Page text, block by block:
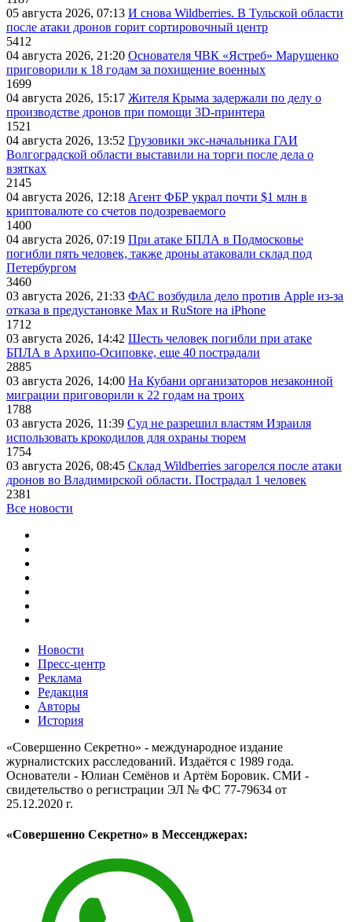
05 августа 2026, 07:13 И снова Wildberries. В Тульской области
после атаки дронов горит сортировочный центр
5412
04 августа 2026, 21:20 Основателя ЧВК «Ястреб» Марущенко
приговорили к 18 годам за похищение военных
1699
04 августа 2026, 15:17 Жителя Крыма задержали по делу о
производстве дронов при помощи 3D‑принтера
1521
04 августа 2026, 13:52 Грузовики экс-начальника ГАИ
Волгоградской области выставили на торги после дела о
взятках
2145
04 августа 2026, 12:18 Агент ФБР украл почти $1 млн в
криптовалюте со счетов подозреваемого
1400
04 августа 2026, 07:19 При атаке БПЛА в Подмосковье
погибли пять человек, также дроны атаковали склад под
Петербургом
3460
03 августа 2026, 21:33 ФАС возбудила дело против Apple из-за
отказа в предустановке Max и RuStore на iPhone
1712
03 августа 2026, 14:42 Шесть человек погибли при атаке
БПЛА в Архипо-Осиповке, еще 40 пострадали
2885
03 августа 2026, 14:00 На Кубани организаторов незаконной
миграции приговорили к 22 годам на троих
1788
03 августа 2026, 11:39 Суд не разрешил властям Израиля
использовать крокодилов для охраны тюрем
1754
03 августа 2026, 08:45 Склад Wildberries загорелся после атаки
дронов во Владимирской области. Пострадал 1 человек
2381
Все новости
Новости
Пресс-центр
Реклама
Редакция
Авторы
История
«Совершенно Секретно» - международное издание
журналистских расследований. Издаётся с 1989 года.
Основатели - Юлиан Семёнов и Артём Боровик. CМИ -
свидетельство о регистрации ЭЛ № ФС 77-79634 от
25.12.2020 г.
«Совершенно Секретно» в Мессенджерах: